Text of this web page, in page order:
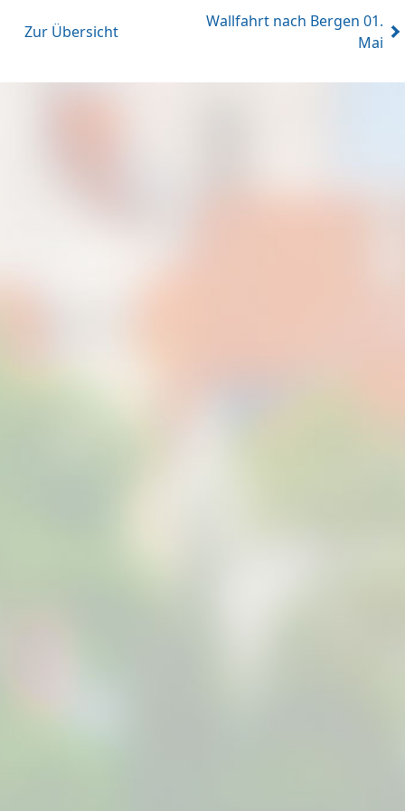
Zur Übersicht
Wallfahrt nach Bergen 01.
Mai